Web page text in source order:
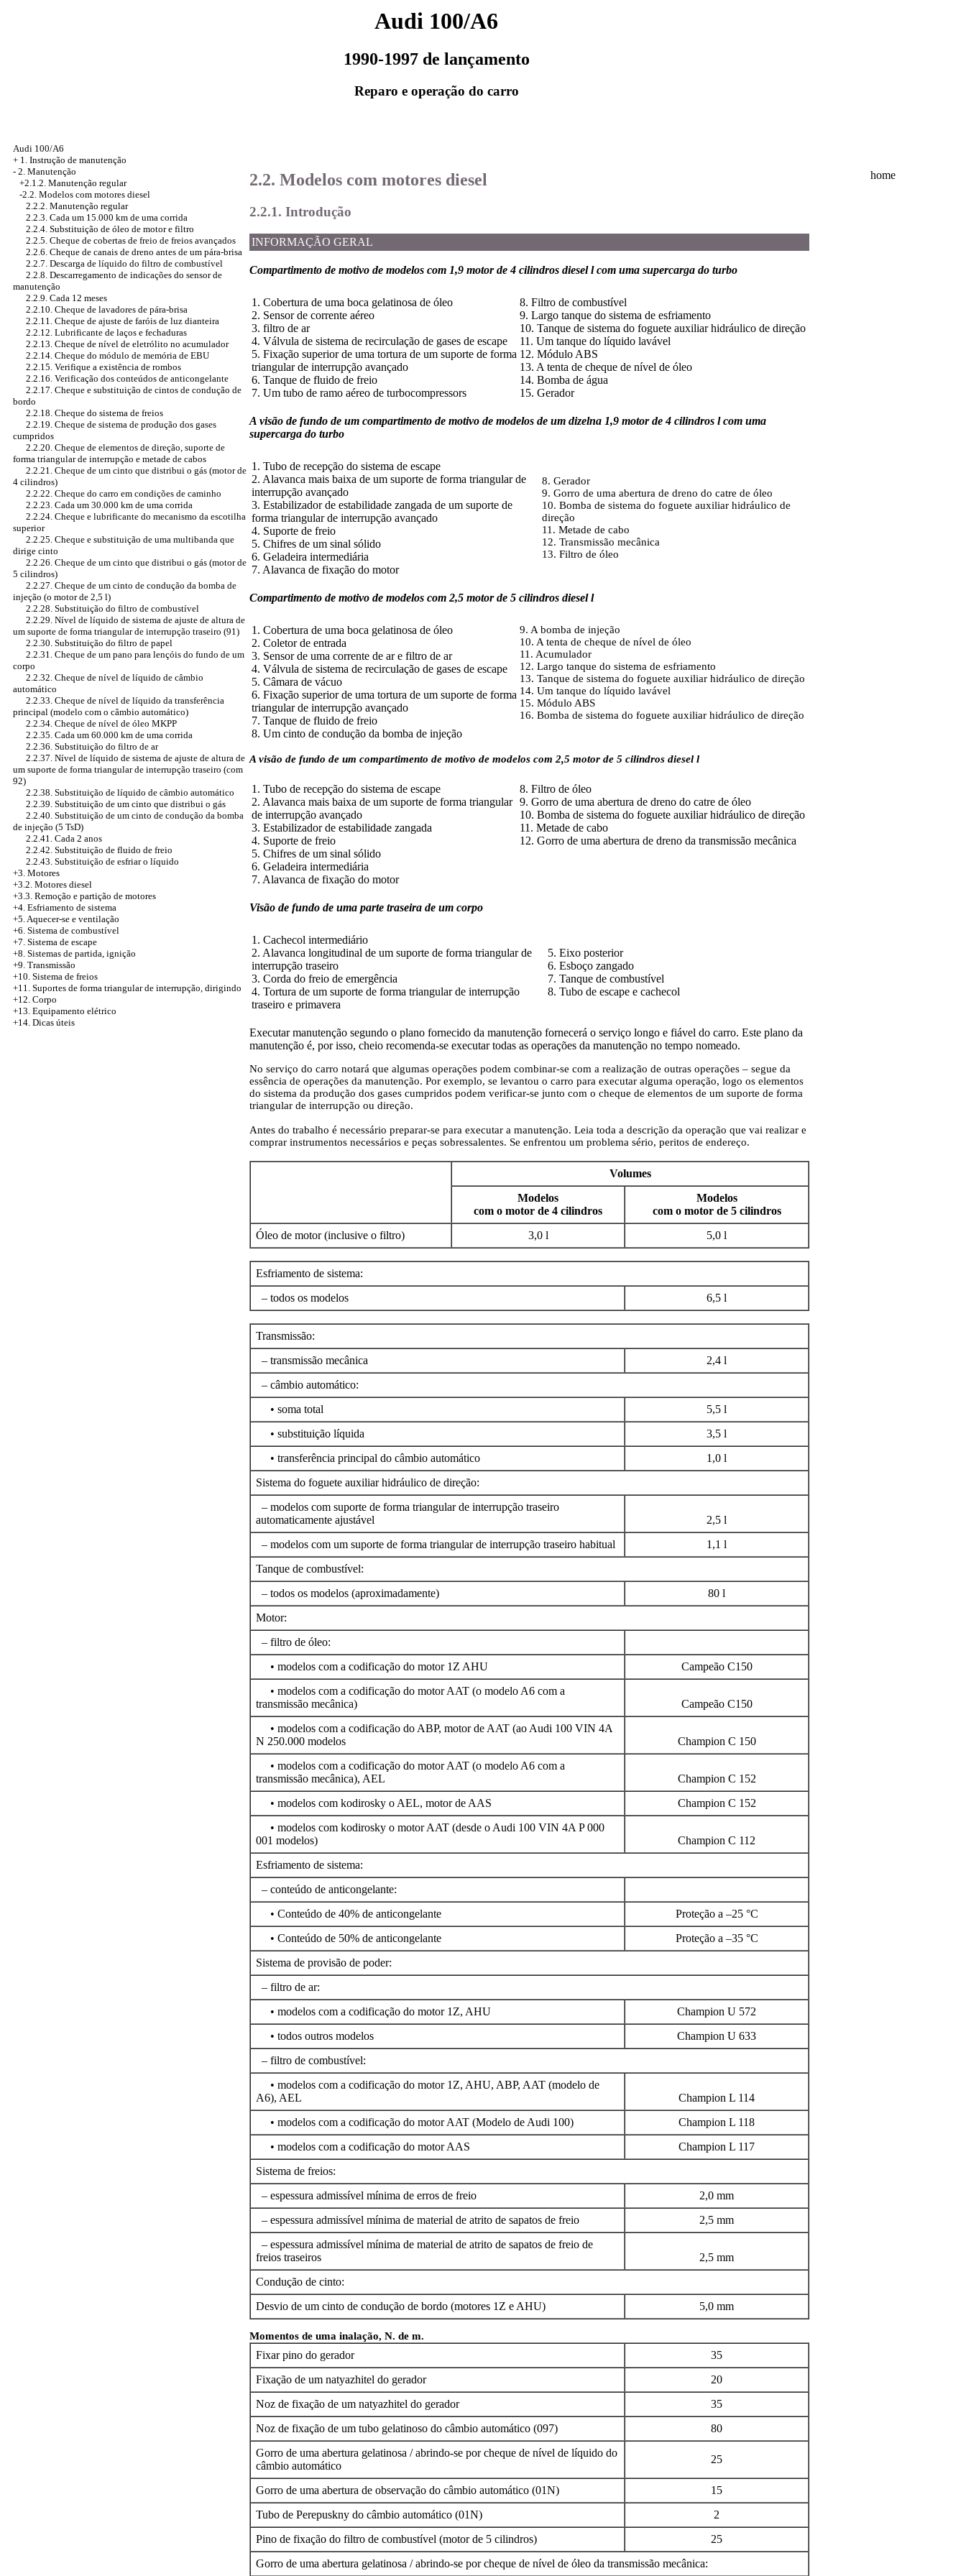
Audi 100/A6
1990-1997 de lançamento
Reparo e operação do carro
Audi 100/A6
+ 1. Instrução de manutenção
- 2. Manutenção
+2.1.2. Manutenção regular
-2.2. Modelos com motores diesel
2.2.2. Manutenção regular
2.2.3. Cada um 15.000 km de uma corrida
2.2.4. Substituição de óleo de motor e filtro
2.2.5. Cheque de cobertas de freio de freios avançados
2.2.6. Cheque de canais de dreno antes de um pára-brisa
2.2.7. Descarga de líquido do filtro de combustível
2.2.8. Descarregamento de indicações do sensor de
manutenção
2.2.9. Cada 12 meses
2.2.10. Cheque de lavadores de pára-brisa
2.2.11. Cheque de ajuste de faróis de luz dianteira
2.2.12. Lubrificante de laços e fechaduras
2.2.13. Cheque de nível de eletrólito no acumulador
2.2.14. Cheque do módulo de memória de EBU
2.2.15. Verifique a existência de rombos
2.2.16. Verificação dos conteúdos de anticongelante
2.2.17. Cheque e substituição de cintos de condução de
bordo
2.2.18. Cheque do sistema de freios
2.2.19. Cheque de sistema de produção dos gases
cumpridos
2.2.20. Cheque de elementos de direção, suporte de
forma triangular de interrupção e metade de cabos
2.2.21. Cheque de um cinto que distribui o gás (motor de
4 cilindros)
2.2.22. Cheque do carro em condições de caminho
2.2.23. Cada um 30.000 km de uma corrida
2.2.24. Cheque e lubrificante do mecanismo da escotilha
superior
2.2.25. Cheque e substituição de uma multibanda que
dirige cinto
2.2.26. Cheque de um cinto que distribui o gás (motor de
5 cilindros)
2.2.27. Cheque de um cinto de condução da bomba de
injeção (o motor de 2,5 l)
2.2.28. Substituição do filtro de combustível
2.2.29. Nível de líquido de sistema de ajuste de altura de
um suporte de forma triangular de interrupção traseiro (91)
2.2.30. Substituição do filtro de papel
2.2.31. Cheque de um pano para lençóis do fundo de um
corpo
2.2.32. Cheque de nível de líquido de câmbio
automático
2.2.33. Cheque de nível de líquido da transferência
principal (modelo com o câmbio automático)
2.2.34. Cheque de nível de óleo MKPP
2.2.35. Cada um 60.000 km de uma corrida
2.2.36. Substituição do filtro de ar
2.2.37. Nível de líquido de sistema de ajuste de altura de
um suporte de forma triangular de interrupção traseiro (com
92)
2.2.38. Substituição de líquido de câmbio automático
2.2.39. Substituição de um cinto que distribui o gás
2.2.40. Substituição de um cinto de condução da bomba
de injeção (5 TsD)
2.2.41. Cada 2 anos
2.2.42. Substituição de fluido de freio
2.2.43. Substituição de esfriar o líquido
+3. Motores
+3.2. Motores diesel
+3.3. Remoção e partição de motores
+4. Esfriamento de sistema
+5. Aquecer-se e ventilação
+6. Sistema de combustível
+7. Sistema de escape
+8. Sistemas de partida, ignição
+9. Transmissão
+10. Sistema de freios
+11. Suportes de forma triangular de interrupção, dirigindo
+12. Corpo
+13. Equipamento elétrico
+14. Dicas úteis
2.2. Modelos com motores diesel
2.2.1. Introdução
INFORMAÇÃO GERAL
Compartimento de motivo de modelos com 1,9 motor de 4 cilindros diesel l com uma supercarga do turbo
1. Cobertura de uma boca gelatinosa de óleo
2. Sensor de corrente aéreo
3. filtro de ar
4. Válvula de sistema de recirculação de gases de escape
5. Fixação superior de uma tortura de um suporte de forma
triangular de interrupção avançado
6. Tanque de fluido de freio
7. Um tubo de ramo aéreo de turbocompressors
8. Filtro de combustível
9. Largo tanque do sistema de esfriamento
10. Tanque de sistema do foguete auxiliar hidráulico de direção
11. Um tanque do líquido lavável
12. Módulo ABS
13. A tenta de cheque de nível de óleo
14. Bomba de água
15. Gerador
A visão de fundo de um compartimento de motivo de modelos de um dizelna 1,9 motor de 4 cilindros l com uma
supercarga do turbo
1. Tubo de recepção do sistema de escape
2. Alavanca mais baixa de um suporte de forma triangular de
interrupção avançado
3. Estabilizador de estabilidade zangada de um suporte de
forma triangular de interrupção avançado
4. Suporte de freio
5. Chifres de um sinal sólido
6. Geladeira intermediária
7. Alavanca de fixação do motor
8. Gerador
9. Gorro de uma abertura de dreno do catre de óleo
10. Bomba de sistema do foguete auxiliar hidráulico de
direção
11. Metade de cabo
12. Transmissão mecânica
13. Filtro de óleo
Compartimento de motivo de modelos com 2,5 motor de 5 cilindros diesel l
1. Cobertura de uma boca gelatinosa de óleo
2. Coletor de entrada
3. Sensor de uma corrente de ar e filtro de ar
4. Válvula de sistema de recirculação de gases de escape
5. Câmara de vácuo
6. Fixação superior de uma tortura de um suporte de forma
triangular de interrupção avançado
7. Tanque de fluido de freio
8. Um cinto de condução da bomba de injeção
9. A bomba de injeção
10. A tenta de cheque de nível de óleo
11. Acumulador
12. Largo tanque do sistema de esfriamento
13. Tanque de sistema do foguete auxiliar hidráulico de direção
14. Um tanque do líquido lavável
15. Módulo ABS
16. Bomba de sistema do foguete auxiliar hidráulico de direção
A visão de fundo de um compartimento de motivo de modelos com 2,5 motor de 5 cilindros diesel l
1. Tubo de recepção do sistema de escape
2. Alavanca mais baixa de um suporte de forma triangular
de interrupção avançado
3. Estabilizador de estabilidade zangada
4. Suporte de freio
5. Chifres de um sinal sólido
6. Geladeira intermediária
7. Alavanca de fixação do motor
8. Filtro de óleo
9. Gorro de uma abertura de dreno do catre de óleo
10. Bomba de sistema do foguete auxiliar hidráulico de direção
11. Metade de cabo
12. Gorro de uma abertura de dreno da transmissão mecânica
Visão de fundo de uma parte traseira de um corpo
1. Cachecol intermediário
2. Alavanca longitudinal de um suporte de forma triangular de
interrupção traseiro
3. Corda do freio de emergência
4. Tortura de um suporte de forma triangular de interrupção
traseiro e primavera
5. Eixo posterior
6. Esboço zangado
7. Tanque de combustível
8. Tubo de escape e cachecol
Executar manutenção segundo o plano fornecido da manutenção fornecerá o serviço longo e fiável do carro. Este plano da
manutenção é, por isso, cheio recomenda-se executar todas as operações da manutenção no tempo nomeado.
No serviço do carro notará que algumas operações podem combinar-se com a realização de outras operações – segue da
essência de operações da manutenção. Por exemplo, se levantou o carro para executar alguma operação, logo os elementos
do sistema da produção dos gases cumpridos podem verificar-se junto com o cheque de elementos de um suporte de forma
triangular de interrupção ou direção.
Antes do trabalho é necessário preparar-se para executar a manutenção. Leia toda a descrição da operação que vai realizar e
comprar instrumentos necessários e peças sobressalentes. Se enfrentou um problema sério, peritos de endereço.
Volumes
Modelos
com o motor de 4 cilindros
Modelos
com o motor de 5 cilindros
Óleo de motor (inclusive o filtro)
3,0 l 5,0 l
Esfriamento de sistema:
– todos os modelos
6,5 l
Transmissão:
– transmissão mecânica
2,4 l
– câmbio automático:
• soma total
5,5 l
• substituição líquida
3,5 l
• transferência principal do câmbio automático
1,0 l
Sistema do foguete auxiliar hidráulico de direção:
– modelos com suporte de forma triangular de interrupção traseiro
automaticamente ajustável
2,5 l
– modelos com um suporte de forma triangular de interrupção traseiro habitual
1,1 l
Tanque de combustível:
– todos os modelos (aproximadamente)
80 l
Motor:
– filtro de óleo:
• modelos com a codificação do motor 1Z AHU
Campeão C150
• modelos com a codificação do motor AAT (o modelo A6 com a
transmissão mecânica)
Campeão C150
• modelos com a codificação do ABP, motor de AAT (ao Audi 100 VIN 4A
N 250.000 modelos
Champion C 150
• modelos com a codificação do motor AAT (o modelo A6 com a
transmissão mecânica), AEL
Champion C 152
• modelos com kodirosky o AEL, motor de AAS
Champion C 152
• modelos com kodirosky o motor AAT (desde o Audi 100 VIN 4A P 000
001 modelos)
Champion C 112
Esfriamento de sistema:
– conteúdo de anticongelante:
• Conteúdo de 40% de anticongelante
Proteção a –25 °C
• Conteúdo de 50% de anticongelante
Proteção a –35 °C
Sistema de provisão de poder:
– filtro de ar:
• modelos com a codificação do motor 1Z, AHU
Champion U 572
• todos outros modelos
Champion U 633
– filtro de combustível:
• modelos com a codificação do motor 1Z, AHU, ABP, AAT (modelo de
A6), AEL
Champion L 114
• modelos com a codificação do motor AAT (Modelo de Audi 100)
Champion L 118
• modelos com a codificação do motor AAS
Champion L 117
Sistema de freios:
– espessura admissível mínima de erros de freio
2,0 mm
– espessura admissível mínima de material de atrito de sapatos de freio
2,5 mm
– espessura admissível mínima de material de atrito de sapatos de freio de
freios traseiros
2,5 mm
Condução de cinto:
Desvio de um cinto de condução de bordo (motores 1Z e AHU)
5,0 mm
Momentos de uma inalação, N. de m.
Fixar pino do gerador
35
Fixação de um natyazhitel do gerador
20
Noz de fixação de um natyazhitel do gerador
35
Noz de fixação de um tubo gelatinoso do câmbio automático (097)
80
Gorro de uma abertura gelatinosa / abrindo-se por cheque de nível de líquido do
câmbio automático
25
Gorro de uma abertura de observação do câmbio automático (01N)
15
Tubo de Perepuskny do câmbio automático (01N)
2
Pino de fixação do filtro de combustível (motor de 5 cilindros)
25
Gorro de uma abertura gelatinosa / abrindo-se por cheque de nível de óleo da transmissão mecânica:
home